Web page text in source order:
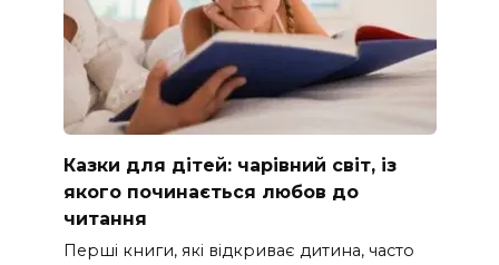
Казки для дітей: чарівний світ, із
якого починається любов до
читання
Перші книги, які відкриває дитина, часто